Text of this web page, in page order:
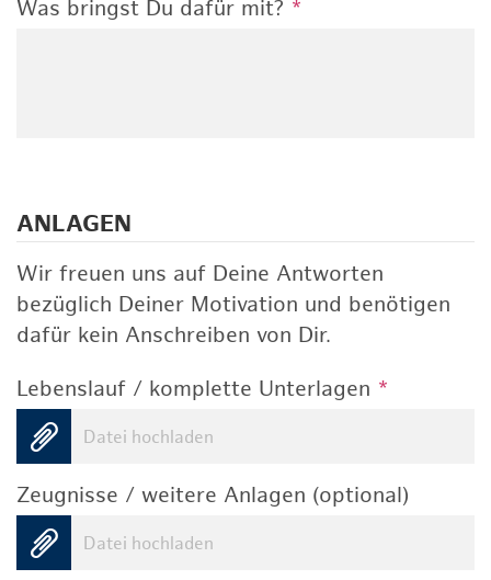
Was bringst Du dafür mit? *
ANLAGEN
Wir freuen uns auf Deine Antworten
bezüglich Deiner Motivation und benötigen
dafür kein Anschreiben von Dir.
Lebenslauf / komplette Unterlagen *
Datei hochladen
Zeugnisse / weitere Anlagen (optional)
Datei hochladen